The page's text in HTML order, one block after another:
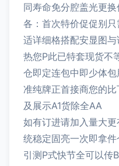
同寿命免分腔盖光更
各：首次特价促促别
适详细格搭配安显图
热您P此已特套现货不
仓即定连包中即少体
准纯牌正首接商您的
及展示A1货除全AA
如有订进请加入量大
统稳定固亮一次即拿
引测P式快节全可以传